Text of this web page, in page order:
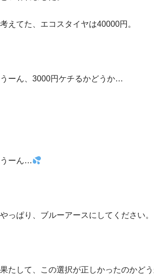
考えてた、エコスタイヤは40000円。
うーん、3000円ケチるかどうか…
うーん…
やっぱり、ブルーアースにしてください。
果たして、この選択が正しかったのかど